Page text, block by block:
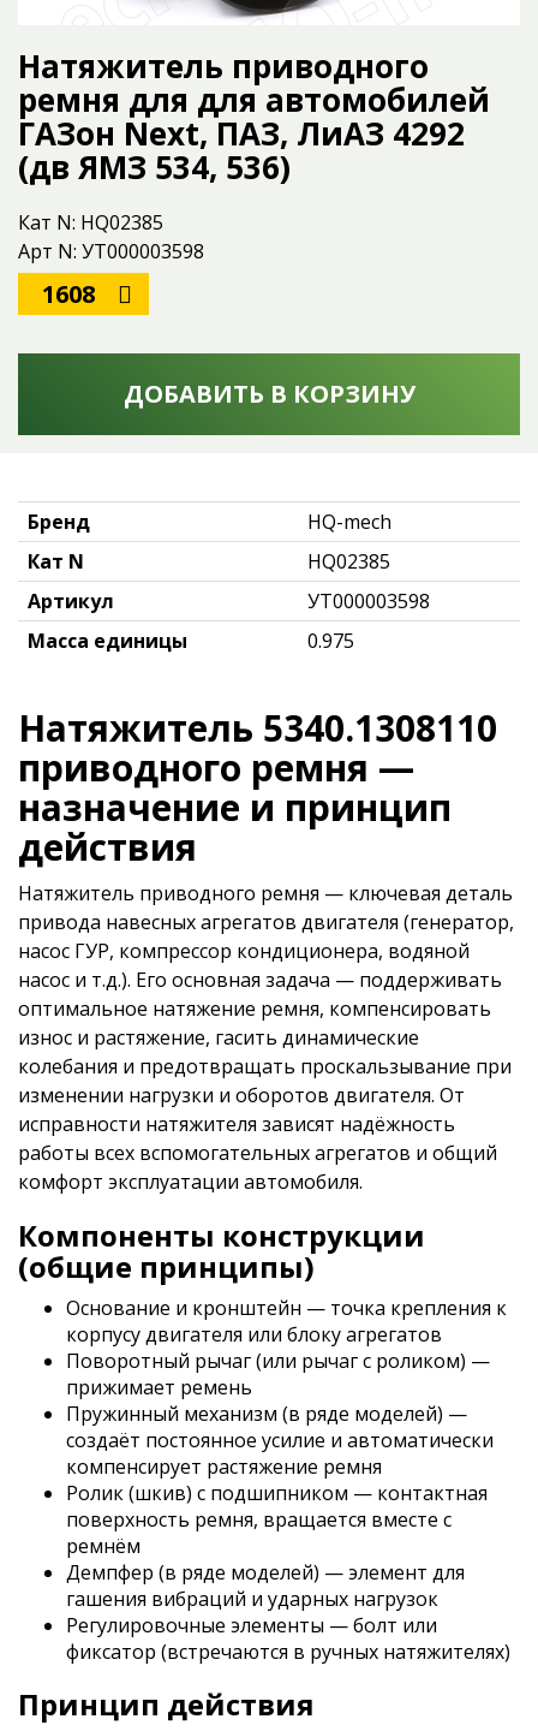
Натяжитель приводного
ремня для для автомобилей
ГАЗон Next, ПАЗ, ЛиАЗ 4292
(дв ЯМЗ 534, 536)
Кат N: HQ02385
Арт N: УТ000003598
1608
ДОБАВИТЬ В КОРЗИНУ
Бренд
HQ-mech
Кат N
HQ02385
Артикул
УТ000003598
Масса единицы
0.975
Натяжитель 5340.1308110
приводного ремня —
назначение и принцип
действия
Натяжитель приводного ремня — ключевая деталь
привода навесных агрегатов двигателя (генератор,
насос ГУР, компрессор кондиционера, водяной
насос и т.д.). Его основная задача — поддерживать
оптимальное натяжение ремня, компенсировать
износ и растяжение, гасить динамические
колебания и предотвращать проскальзывание при
изменении нагрузки и оборотов двигателя. От
исправности натяжителя зависят надёжность
работы всех вспомогательных агрегатов и общий
комфорт эксплуатации автомобиля.
Компоненты конструкции
(общие принципы)
Основание и кронштейн — точка крепления к
корпусу двигателя или блоку агрегатов
Поворотный рычаг (или рычаг с роликом) —
прижимает ремень
Пружинный механизм (в ряде моделей) —
создаёт постоянное усилие и автоматически
компенсирует растяжение ремня
Ролик (шкив) с подшипником — контактная
поверхность ремня, вращается вместе с
ремнём
Демпфер (в ряде моделей) — элемент для
гашения вибраций и ударных нагрузок
Регулировочные элементы — болт или
фиксатор (встречаются в ручных натяжителях)
Принцип действия